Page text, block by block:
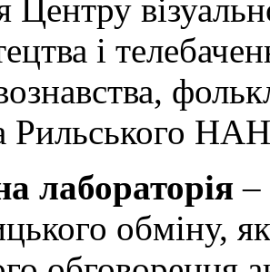
Центру
і
Рильського
лабораторія–
обміну,